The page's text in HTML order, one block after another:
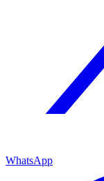
WhatsApp